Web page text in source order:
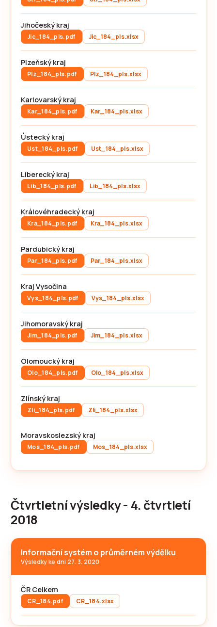
Jihočeský kraj
Jic_184_pls.pdf Jic_184_pls.xlsx
Plzeňský kraj
Plz_184_pls.pdf Plz_184_pls.xlsx
Karlovarský kraj
Kar_184_pls.pdf Kar_184_pls.xlsx
Ústecký kraj
Ust_184_pls.pdf Ust_184_pls.xlsx
Liberecký kraj
Lib_184_pls.pdf Lib_184_pls.xlsx
Královéhradecký kraj
Kra_184_pls.pdf Kra_184_pls.xlsx
Pardubický kraj
Par_184_pls.pdf Par_184_pls.xlsx
Kraj Vysočina
Vys_184_pls.pdf Vys_184_pls.xlsx
Jihomoravský kraj
Jim_184_pls.pdf Jim_184_pls.xlsx
Olomoucký kraj
Olo_184_pls.pdf Olo_184_pls.xlsx
Zlínský kraj
Zli_184_pls.pdf Zli_184_pls.xlsx
Moravskoslezský kraj
Mos_184_pls.pdf Mos_184_pls.xlsx
Čtvrtletní výsledky - 4. čtvrtletí
2018
Informační systém o průměrném výdělku
Výsledky ke dni 27. 3. 2020
ČR Celkem
CR_184.pdf CR_184.xlsx